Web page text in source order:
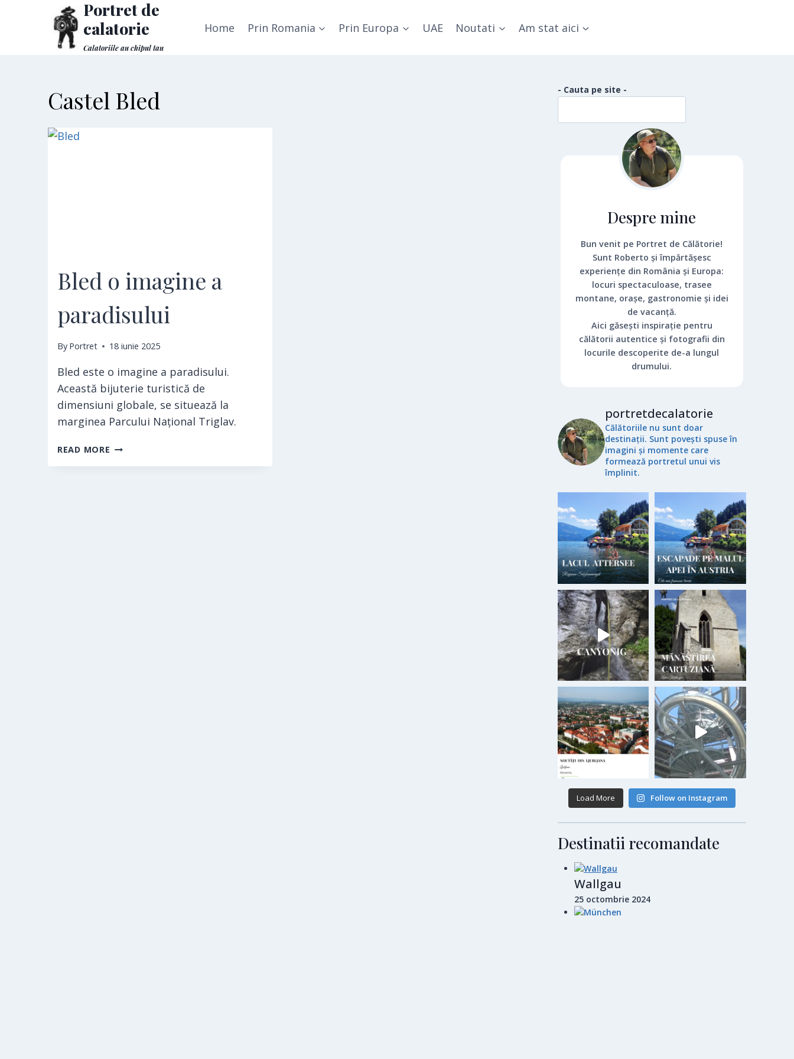
Portret de
calatorie
Calatoriile au chipul tau
Home Prin Romania Prin Europa UAE Noutati Am stat aici
Castel Bled
Bled o imagine a
paradisului
By Portret 18 iunie 2025
Bled este o imagine a paradisului.
Această bijuterie turistică de
dimensiuni globale, se situează la
marginea Parcului Național Triglav.
READ MORE BLED
- Cauta pe site -
Despre mine
Bun venit pe Portret de Călătorie!
Sunt Roberto și împărtășesc
experiențe din România și Europa:
locuri spectaculoase, trasee
montane, orașe, gastronomie și idei
de vacanță.
Aici găsești inspirație pentru
călătorii autentice și fotografii din
locurile descoperite de-a lungul
drumului.
portretdecalatorie
Călătoriile nu sunt doar
destinații. Sunt povești spuse în
imagini și momente care
formează portretul unui vis
împlinit.
Load More Follow on Instagram
Destinatii recomandate
Wallgau
25 octombrie 2024